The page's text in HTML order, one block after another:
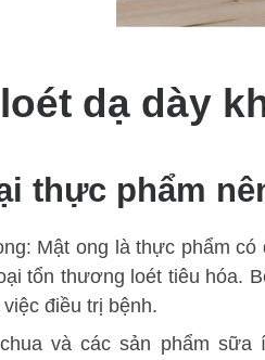
dạ dày
thực phẩm
Mật ong là thực phẩm
tổn thương loét tiêu hóa.
điều trị bệnh.
và các sản phẩm